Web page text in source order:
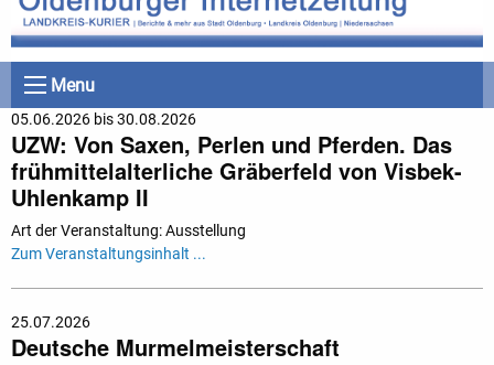
Menu
05.06.2026 bis 30.08.2026
UZW: Von Saxen, Perlen und Pferden. Das
frühmittelalterliche Gräberfeld von Visbek-
Uhlenkamp II
Art der Veranstaltung: Ausstellung
Zum Veranstaltungsinhalt ...
25.07.2026
Deutsche Murmelmeisterschaft